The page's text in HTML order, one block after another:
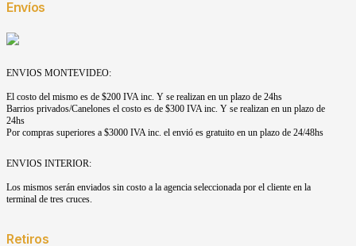
Envíos
ENVIOS MONTEVIDEO:
El costo del mismo es de $200 IVA inc. Y se realizan en un plazo de 24hs
Barrios privados/Canelones el costo es de $300 IVA inc. Y se realizan en un plazo de
24hs
Por compras superiores a $3000 IVA inc. el envió es gratuito en un plazo de 24/48hs
ENVIOS INTERIOR:
Los mismos serán enviados sin costo a la agencia seleccionada por el cliente en la
terminal de tres cruces.
Retiros